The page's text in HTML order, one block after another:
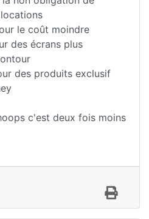
le coût moindre
des écrans plus
des produits exclusif
c'est deux fois moins